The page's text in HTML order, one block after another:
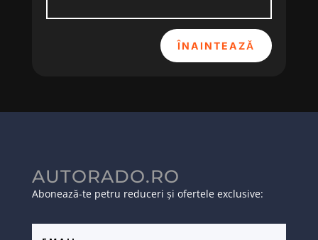
ÎNAINTEAZĂ
AUTORADO.RO
Abonează-te petru reduceri și ofertele exclusive: